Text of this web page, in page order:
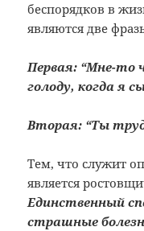
беспорядков в
являются две
Первая: “Мне-то
голоду, когда я
Вторая: “Ты
Тем, что служит
является
Единственный
страшные